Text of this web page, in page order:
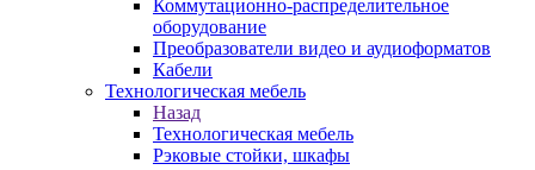
Коммутационно-распределительное
оборудование
Преобразователи видео и аудиоформатов
Кабели
Технологическая мебель
Назад
Технологическая мебель
Рэковые стойки, шкафы